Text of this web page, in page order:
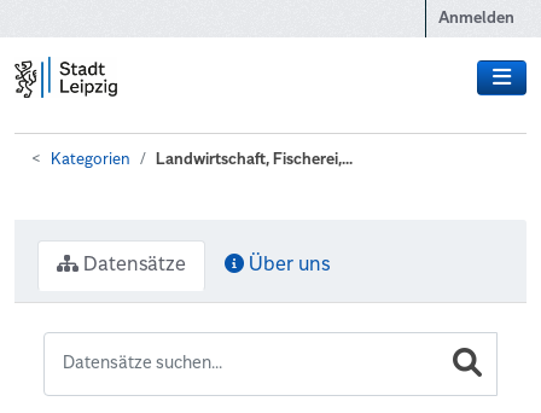
Anmelden
Kategorien Landwirtschaft, Fischerei,...
Datensätze Über uns